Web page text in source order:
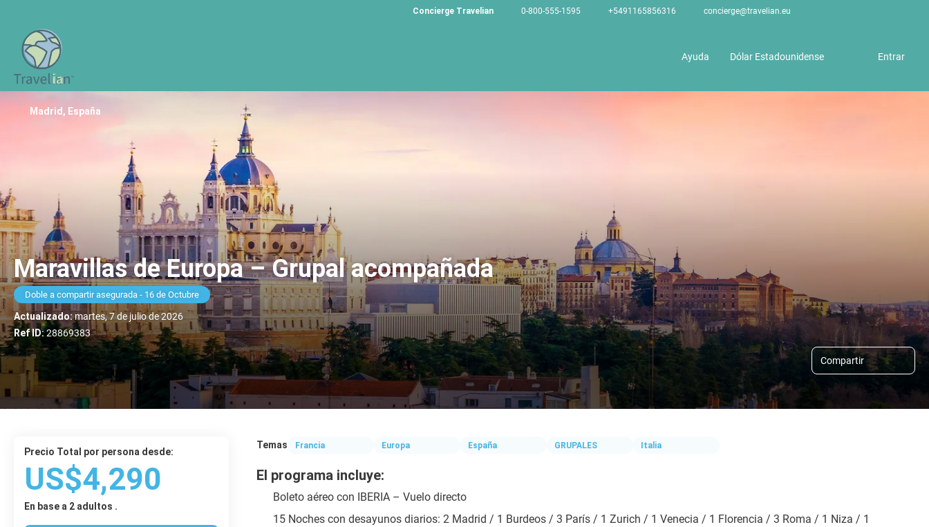
Concierge Travelian 0-800-555-1595 +5491165856316 concierge@travelian.eu
Ayuda Dólar Estadounidense Entrar
Maravillas de Europa – Grupal acompañada
Doble a compartir asegurada - 16 de Octubre
Actualizado:martes, 7 de julio de 2026
Ref ID:28869383
Compartir
Madrid, España
Temas Francia Europa España GRUPALES Italia
El programa incluye:
Boleto aéreo con IBERIA – Vuelo directo
15 Noches con desayunos diarios: 2 Madrid / 1 Burdeos / 3 París / 1 Zurich / 1 Venecia / 1 Florencia / 3 Roma / 1 Niza / 1
Precio Total por persona desde:
US$4,290
En base a 2 adultos .